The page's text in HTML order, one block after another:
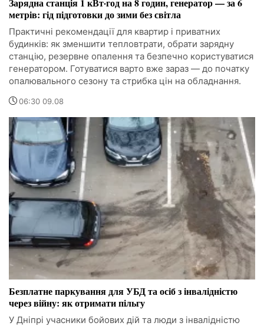
метрів: гід підготовки до зими без світла
Практичні рекомендації для квартир і приватних
будинків: як зменшити тепловтрати, обрати зарядну
станцію, резервне опалення та безпечно користуватися
генератором. Готуватися варто вже зараз — до початку
опалювального сезону та стрибка цін на обладнання.
06:30 09.08
Безплатне паркування для УБД та осіб з інвалідністю
через війну: як отримати пільгу
У Дніпрі учасники бойових дій та люди з інвалідністю